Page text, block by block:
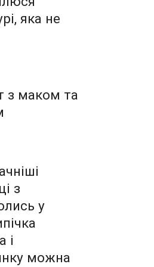
яка не
з маком та
з
у
і
можна